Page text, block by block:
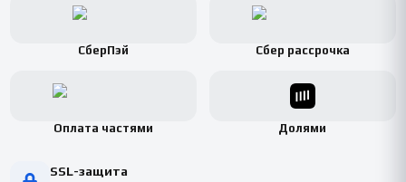
СберПэй Сбер рассрочка
Оплата частями Долями
SSL-защита